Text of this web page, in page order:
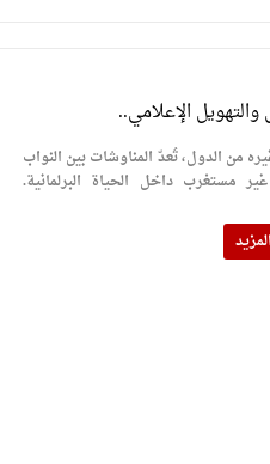
الإعلامي..
من الدول، تُعدّ المناوشات بين النواب
مستغرب داخل الحياة البرلمانية.